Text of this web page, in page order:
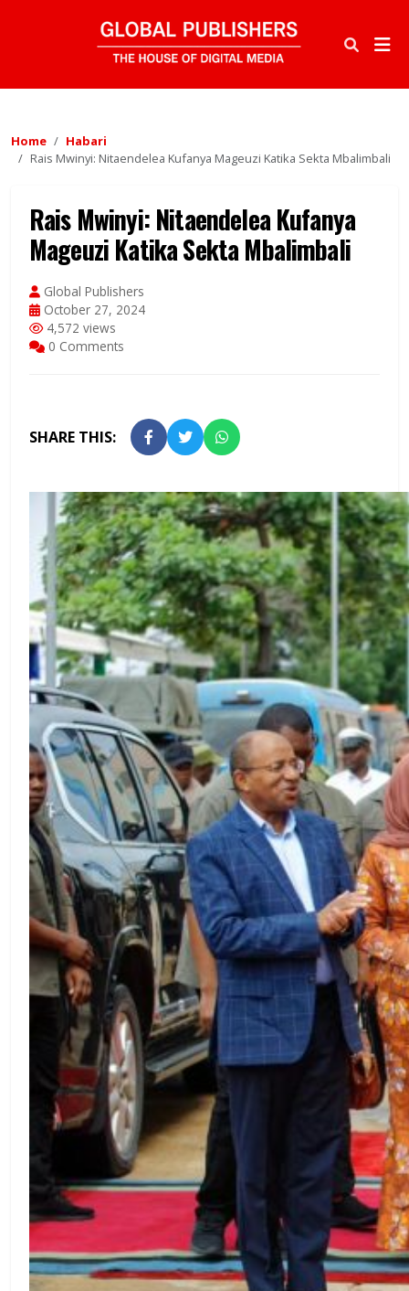
Home
Habari
Rais Mwinyi: Nitaendelea Kufanya Mageuzi Katika Sekta Mbalimbali
Rais Mwinyi: Nitaendelea Kufanya
Mageuzi Katika Sekta Mbalimbali
Global Publishers
October 27, 2024
4,572 views
0 Comments
SHARE THIS: